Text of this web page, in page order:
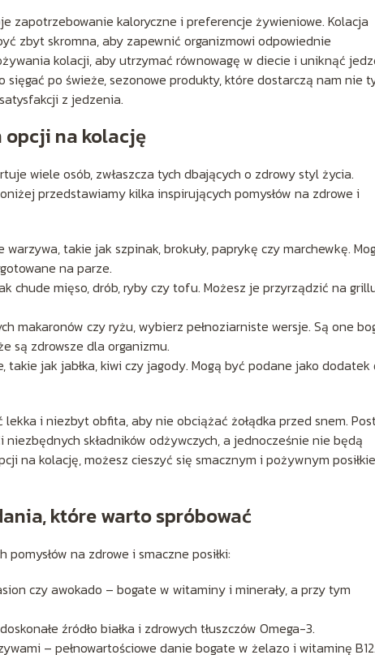
zapotrzebowanie kaloryczne i preferencje żywieniowe. Kolacja
zbyt skromna, aby zapewnić organizmowi odpowiednie
kolacji, aby utrzymać równowagę w diecie i uniknąć
po świeże, sezonowe produkty, które dostarczą nam nie
z jedzenia.
opcji na kolację
wiele osób, zwłaszcza tych dbających o zdrowy styl życia.
przedstawiamy kilka inspirujących pomysłów na zdrowe i
takie jak szpinak, brokuły, paprykę czy marchewkę.
na parze.
chude mięso, drób, ryby czy tofu. Możesz je przyrządzić na
makaronów czy ryżu, wybierz pełnoziarniste wersje. Są one
są zdrowsze dla organizmu.
takie jak jabłka, kiwi czy jagody. Mogą być podane jako dodatek
i niezbyt obfita, aby nie obciążać żołądka przed snem.
składników odżywczych, a jednocześnie nie będą
na kolację, możesz cieszyć się smacznym i pożywnym
które warto spróbować
na zdrowe i smaczne posiłki:
czy awokado – bogate w witaminy i minerały, a przy tym
źródło białka i zdrowych tłuszczów Omega-3.
– pełnowartościowe danie bogate w żelazo i witaminę B12.